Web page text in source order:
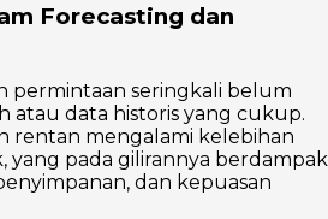
Forecasting dan
permintaan seringkali belum
atau data historis yang cukup.
rentan mengalami kelebihan
yang pada gilirannya berdampak
dan kepuasan